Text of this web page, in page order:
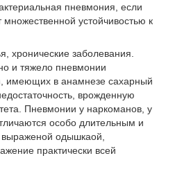
пневмония, если
устойчивостью к
хронические заболевания.
и тяжело пневмонии
имеющих в анамнезе сахарный
врожденную
Пневмонии у наркоманов, у
особо длительным и
одышкаой,
практически всей